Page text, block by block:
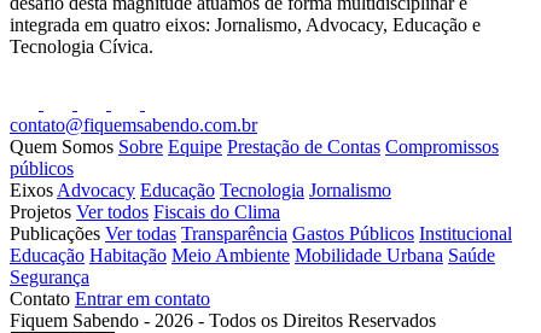
integrada em quatro eixos: Jornalismo, Advocacy, Educação e
Tecnologia Cívica.
contato@fiquemsabendo.com.br
Quem Somos Sobre Equipe Prestação de Contas Compromissos
públicos
Eixos Advocacy Educação Tecnologia Jornalismo
Projetos Ver todos Fiscais do Clima
Publicações Ver todas Transparência Gastos Públicos Institucional
Educação Habitação Meio Ambiente Mobilidade Urbana Saúde
Segurança
Contato Entrar em contato
Fiquem Sabendo - 2026 - Todos os Direitos Reservados